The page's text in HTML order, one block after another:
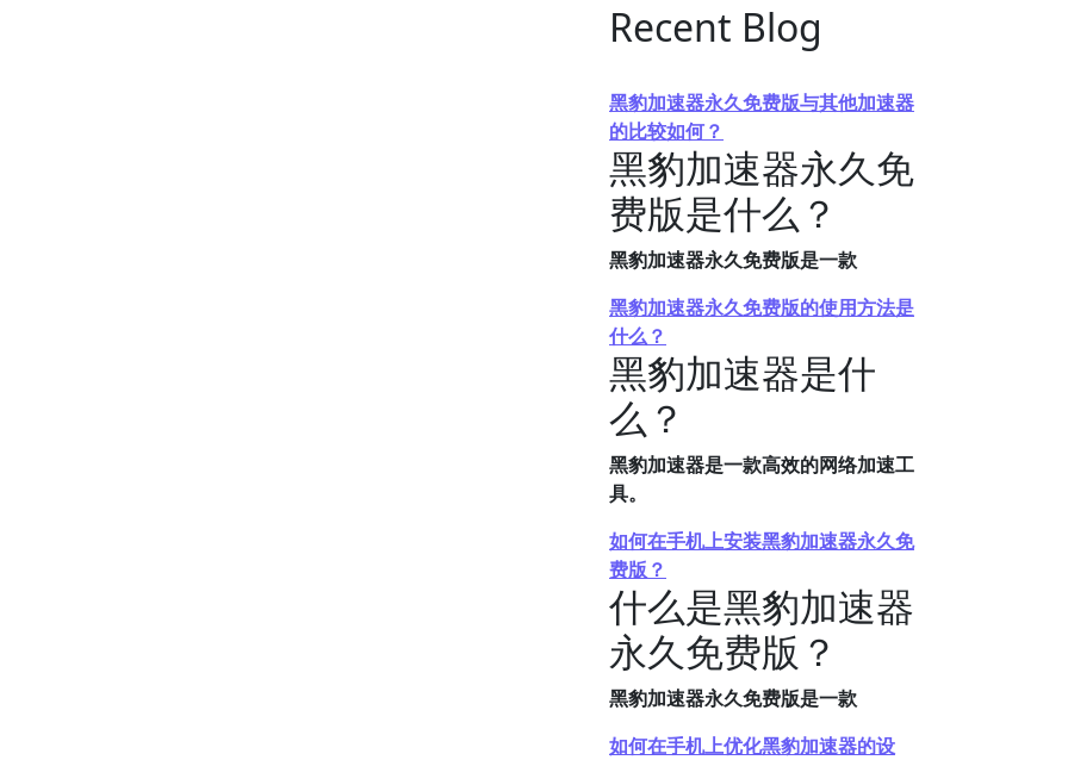
Recent Blog
黑豹加速器永久免费版与其他加速器
的比较如何？
黑豹加速器永久免
费版是什么？
黑豹加速器永久免费版是一款
黑豹加速器永久免费版的使用方法是
什么？
黑豹加速器是什
么？
黑豹加速器是一款高效的网络加速工
具。
如何在手机上安装黑豹加速器永久免
费版？
什么是黑豹加速器
永久免费版？
黑豹加速器永久免费版是一款
如何在手机上优化黑豹加速器的设